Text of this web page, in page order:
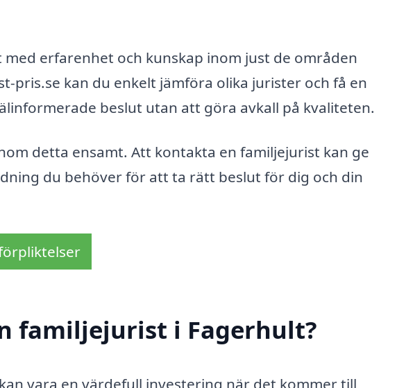
erfarenhet och kunskap inom just de områden
pris.se kan du enkelt jämföra olika jurister och få en
beslut utan att göra avkall på kvaliteten.
detta ensamt. Att kontakta en familjejurist kan ge
du behöver för att ta rätt beslut för dig och din
familjejurist i Fagerhult?
vara en värdefull investering när det kommer till